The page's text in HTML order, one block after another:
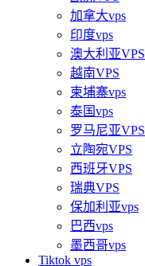
加拿大vps
印度vps
澳大利亚VPS
越南VPS
柬埔寨vps
泰国vps
罗马尼亚VPS
立陶宛VPS
西班牙VPS
瑞典VPS
保加利亚vps
巴西vps
墨西哥vps
Tiktok vps